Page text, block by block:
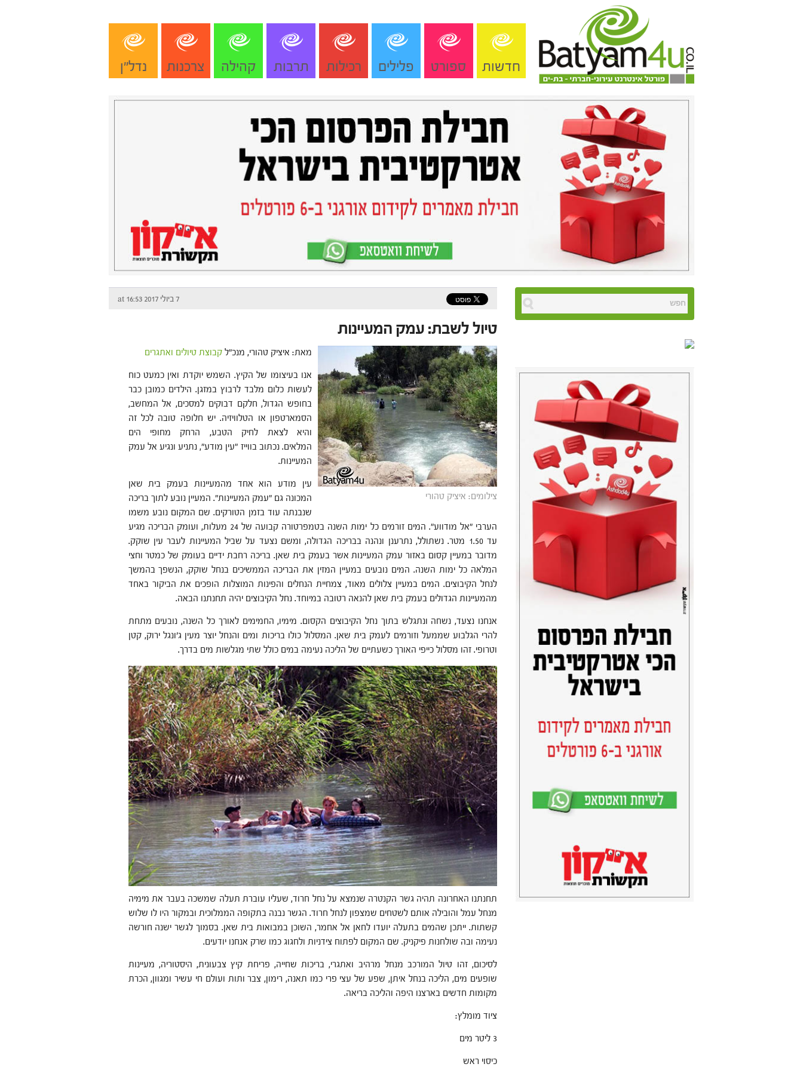
חדשות ספורט פלילים רכילות תרבות קהילה צרכנות נדל"ן
7 ביולי 2017 at 16:53
טיול לשבת: עמק המעיינות
צילומים: איציק טהורי
מאת: איציק טהורי, מנכ"ל קבוצת טיולים ואתגרים
אנו בעיצומו של הקיץ. השמש יוקדת ואין כמעט כוח
לעשות כלום מלבד לרבוץ במזגן. הילדים כמובן כבר
בחופש הגדול, חלקם דבוקים למסכים, אל המחשב,
הסמארטפון או הטלוויזיה. יש חלופה טובה לכל זה
והיא לצאת לחיק הטבע, הרחק מחופי הים
המלאים. נכתוב בווייז "עין מודע", נתניע ונגיע אל עמק
המעיינות.
עין מודע הוא אחד מהמעיינות בעמק בית שאן
המכונה גם "עמק המעיינות". המעיין נובע לתוך בריכה
שנבנתה עוד בזמן הטורקים. שם המקום נובע משמו
הערבי "אל מודווע". המים זורמים כל ימות השנה בטמפרטורה קבועה של 24 מעלות, ועומק הבריכה מגיע
עד 1.50 מטר. נשתולל, נתרענן ונהנה בבריכה הגדולה, ומשם נצעד על שביל המעיינות לעבר עין שוקק.
מדובר במעיין קסום באזור עמק המעיינות אשר בעמק בית שאן. בריכה רחבת ידיים בעומק של כמטר וחצי
המלאה כל ימות השנה. המים נובעים במעיין המזין את הבריכה הממשיכים בנחל שוקק, הנשפך בהמשך
לנחל הקיבוצים. המים במעיין צלולים מאוד, צמחיית הנחלים והפינות המוצלות הופכים את הביקור באחד
מהמעיינות הגדולים בעמק בית שאן להנאה רטובה במיוחד. נחל הקיבוצים יהיה תחנתנו הבאה.
אנחנו נצעד, נשחה ונתגלש בתוך נחל הקיבוצים הקסום. מימיו, החמימים לאורך כל השנה, נובעים מתחת
להרי הגלבוע שממעל וזורמים לעמק בית שאן. המסלול כולו בריכות ומים והנחל יוצר מעין ג'ונגל ירוק, קטן
וטרופי. זהו מסלול כייפי האורך כשעתיים של הליכה נעימה במים כולל שתי מגלשות מים בדרך.
תחנתנו האחרונה תהיה גשר הקנטרה שנמצא על נחל חרוד, שעליו עוברת תעלה שמשכה בעבר את מימיה
מנחל עמל והובילה אותם לשטחים שמצפון לנחל חרוד. הגשר נבנה בתקופה הממלוכית ובמקור היו לו שלוש
קשתות. ייתכן שהמים בתעלה יועדו לחאן אל אחמר, השוכן במבואות בית שאן. בסמוך לגשר ישנה חורשה
נעימה ובה שולחנות פיקניק. שם המקום לפתוח צידניות ולחגוג כמו שרק אנחנו יודעים.
לסיכום, זהו טיול המורכב מנחל מרהיב ואתגרי, בריכות שחייה, פריחת קיץ צבעונית, היסטוריה, מעיינות
שופעים מים, הליכה בנחל איתן, שפע של עצי פרי כמו תאנה, רימון, צבר ותות ועולם חי עשיר ומגוון, הכרת
מקומות חדשים בארצנו היפה והליכה בריאה.
ציוד מומלץ:
3 ליטר מים
כיסוי ראש